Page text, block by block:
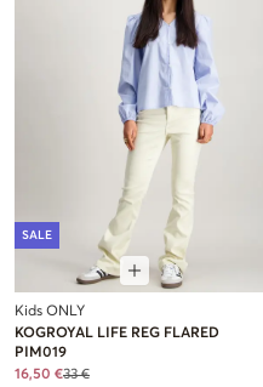
SALE
Kids ONLY
KOGROYAL LIFE REG FLARED
PIM019
16,50 €33 €